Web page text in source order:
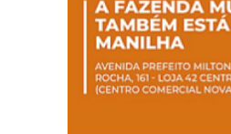
Magalhães Seabra